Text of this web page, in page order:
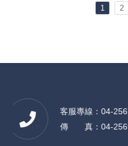
1 2
客服專線：04-
傳 真：04-